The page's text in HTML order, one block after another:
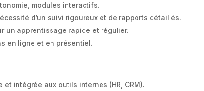
modules interactifs.
d’un suivi rigoureux et de rapports détaillés.
un apprentissage rapide et régulier.
en ligne et en présentiel.
et intégrée aux outils internes (HR, CRM).